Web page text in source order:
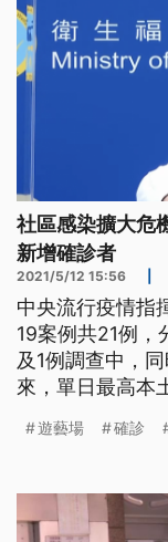
社區感染擴大危
新增確診者
2021/5/12 15:56
中央流行疫情指
19案例共21例，
及1例調查中，
來，單日最高本
件感染源待釐清
例。 指揮官陳
染，分別為宜蘭
遊藝場 確診